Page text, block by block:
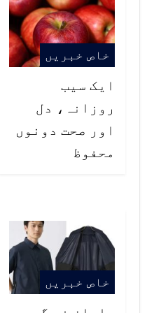
خاص خبریں
ایک سیب
روزانہ، دل
اور صحت دونوں
محفوظ
خاص خبریں